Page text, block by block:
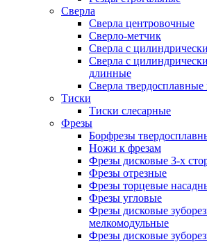
Сверла
Сверла центровочные
Сверло-метчик
Сверла с
Сверла с
длинные
Сверла
Тиски
Тиски слесарные
Фрезы
Борфрезы
Ножи к фрезам
Фрезы дисковые 3-х
Фрезы отрезные
Фрезы торцевые
Фрезы угловые
Фрезы дисковые
мелкомодульные
Фрезы дисковые